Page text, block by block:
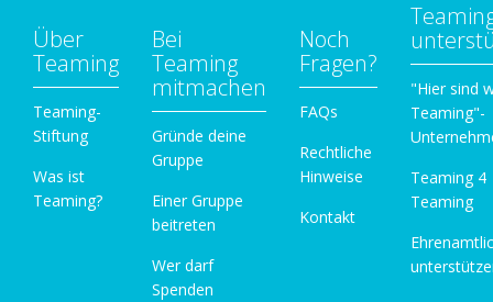
Über
Teaming
Teaming-
Stiftung
Was ist
Teaming?
Bei
Teaming
mitmachen
Gründe deine
Gruppe
Einer Gruppe
beitreten
Wer darf
Spenden
Noch
Fragen?
FAQs
Rechtliche
Hinweise
Kontakt
"Hier sind
Teaming"-
Teaming 4
Teaming